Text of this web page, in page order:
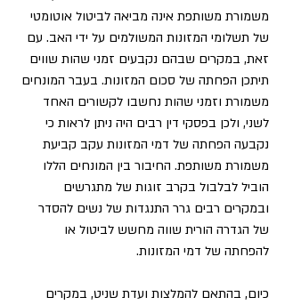
משמורת משותפת אינה מביאה לביטול אוטומטי
של תשלומי המזונות המשולמים על ידי האב. עם
זאת, במקרים שבהם נקבעים זמני שהות שווים
תיתכן הפחתה של סכום המזונות. בעבר המונחים
משמורת וזמני שהות נחשבו לקשורים האחד
לשני, ולכן בפסקי דין רבים היה ניתן לראות כי
נקבעה הפחתה של דמי המזונות עקב קביעת
משמורת משותפת. החיבור בין המונחים הללו
הוביל לבלבול בקרב זוגות של מתגרשים
ובמקרים רבים גרר התנגדות של נשים להסדר
של הגדרה הורית שווה מחשש לביטול או
להפחתה של דמי המזונות.
כיום, בהתאם להמלצות ועדת שניט, במקרים